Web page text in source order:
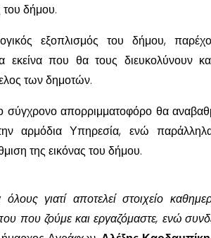
του δήμου.
εξοπλισμός του δήμου,
εκείνα που θα τους διευκολύνουν
των δημοτών.
σύγχρονο απορριμματοφόρο θα
αρμόδια Υπηρεσία, ενώ
της εικόνας του δήμου.
γιατί αποτελεί στοιχείο
που ζούμε και εργαζόμαστε, ενώ